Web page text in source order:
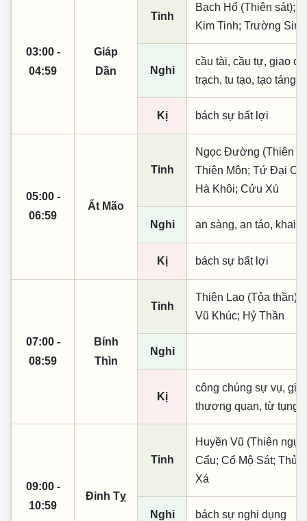
03:00 -
04:59
Giáp
Dần
Tinh
Bạch Hổ (Thiên sát);
Kim Tinh; Trường Sinh
Nghi
cầu tài, cầu tự, giao
trạch, tu tạo, tạo táng,
Kị bách sự bất lợi
05:00 -
06:59
Ất Mão
Tinh
Ngọc Đường (Thiên
Thiên Môn; Tứ Đại
Hà Khôi; Cửu Xú
Nghi an sàng, an táo, khai
Kị bách sự bất lợi
07:00 -
08:59
Bính
Thìn
Tinh
Thiên Lao (Tỏa thần);
Vũ Khúc; Hỷ Thần
Nghi
Kị
công chúng sự vụ, giá
thượng quan, từ tụng
09:00 -
10:59
Đinh Tỵ
Tinh
Huyền Vũ (Thiên
Cẩu; Cổ Mộ Sát;
Xá
Nghi bách sự nghi dụng